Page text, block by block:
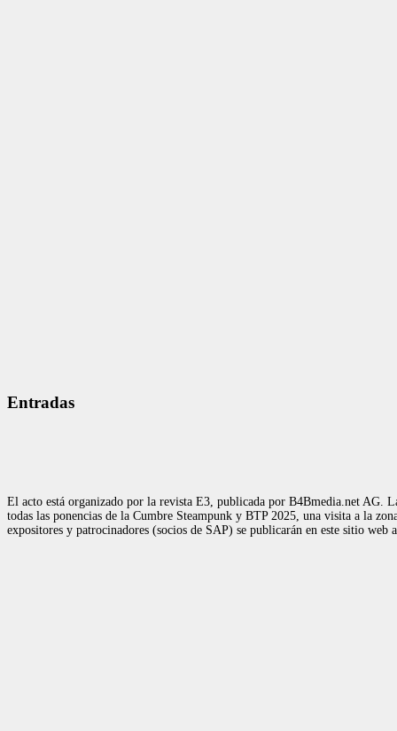
Entradas
El acto está organizado por la revista E3, publicada por B4Bmedia.net AG.
todas las ponencias de la Cumbre Steampunk y BTP 2025, una visita a la
expositores y patrocinadores (socios de SAP) se publicarán en este sitio web